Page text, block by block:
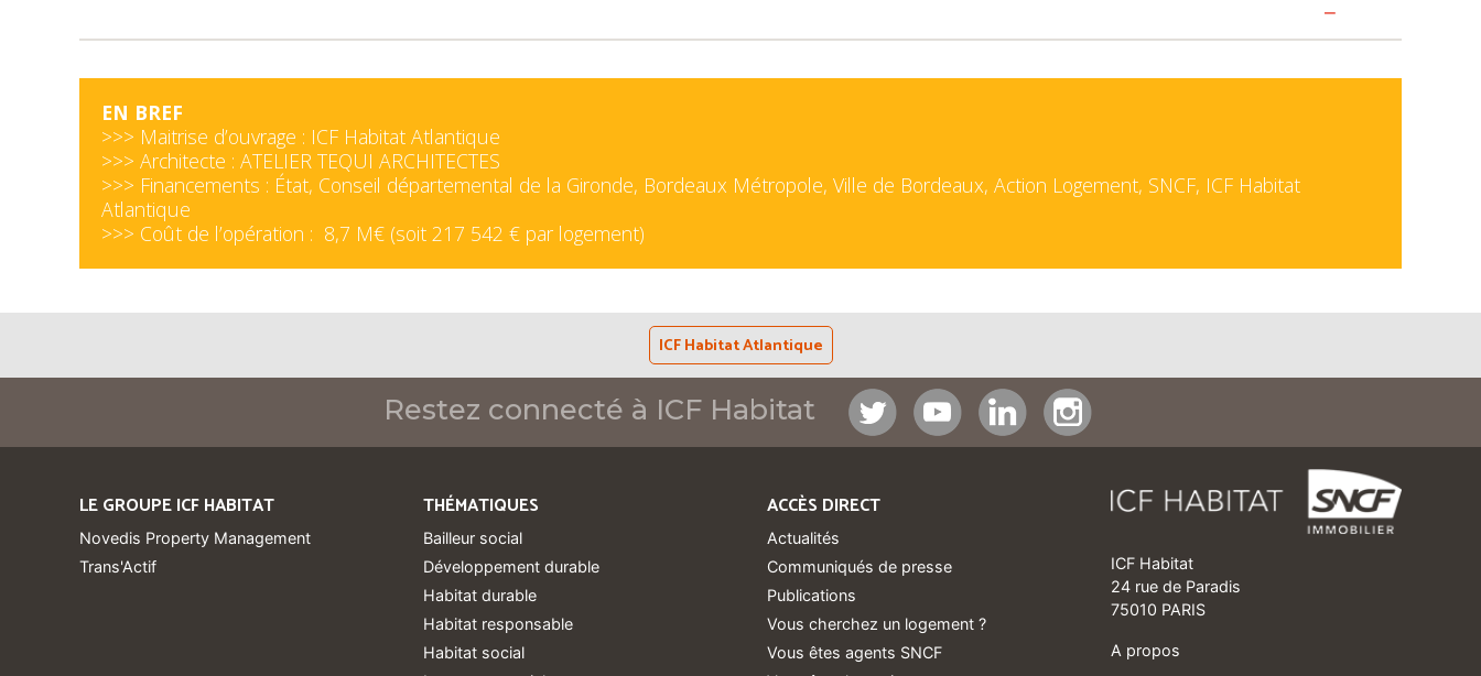
EN BREF
>>> Maitrise d’ouvrage : ICF Habitat Atlantique
>>> Architecte : ATELIER TEQUI ARCHITECTES
>>> Financements : État, Conseil départemental de la Gironde, Bordeaux Métropole, Ville de Bordeaux, Action Logement, SNCF, ICF Habitat
Atlantique
>>> Coût de l’opération : 8,7 M€ (soit 217 542 € par logement)
ICF Habitat Atlantique
Restez connecté à ICF Habitat
LE GROUPE ICF HABITAT
Novedis Property Management
Trans'Actif
THÉMATIQUES
Bailleur social
Développement durable
Habitat durable
Habitat responsable
Habitat social
ACCÈS DIRECT
Actualités
Communiqués de presse
Publications
Vous cherchez un logement ?
Vous êtes agents SNCF
ICF Habitat
24 rue de Paradis
75010 PARIS
A propos